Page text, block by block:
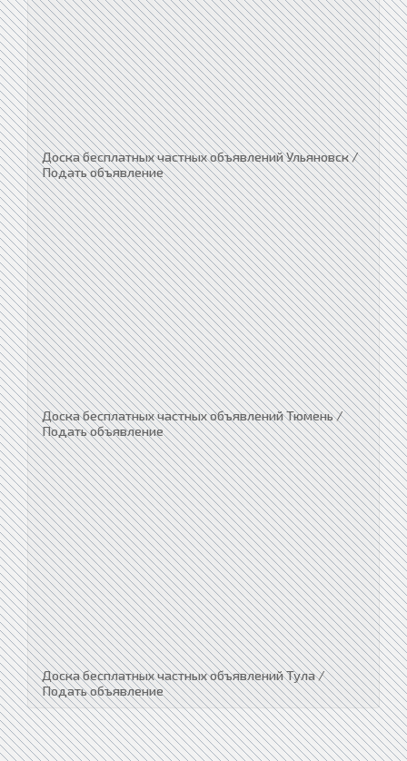
Доска бесплатных частных объявлений Ульяновск /
Подать объявление
Доска бесплатных частных объявлений Тюмень /
Подать объявление
Доска бесплатных частных объявлений Тула /
Подать объявление